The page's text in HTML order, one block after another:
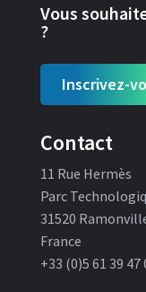
Vous
?
Inscrivez-
Contact
11 Rue Hermès
Parc
31520
France
+33 (0)5 61 39 47